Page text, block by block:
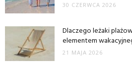
30 CZERWCA 2026
Dlaczego leżaki
elementem
21 MAJA 2026